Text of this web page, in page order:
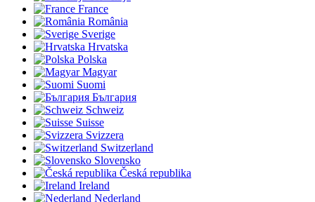
France
România
Sverige
Hrvatska
Polska
Magyar
Suomi
България
Schweiz
Suisse
Svizzera
Switzerland
Slovensko
Česká republika
Ireland
Nederland